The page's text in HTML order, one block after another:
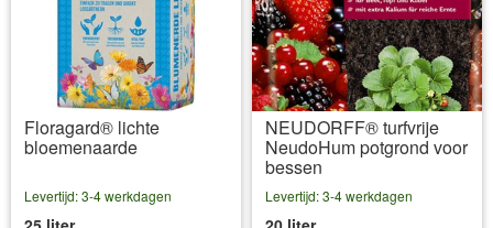
Floragard® lichte
bloemenaarde
Levertijd: 3-4 werkdagen
NEUDORFF® turfvrije
NeudoHum potgrond voor
bessen
Levertijd: 3-4 werkdagen